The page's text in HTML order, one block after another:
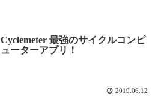
Cyclemeter 最強のサイクルコンピ
ューターアプリ！
2019.06.12